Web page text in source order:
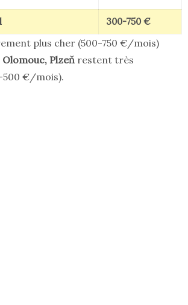
300-750 €
plus cher (500-750 €/mois)
Olomouc, Plzeň restent très
500 €/mois).